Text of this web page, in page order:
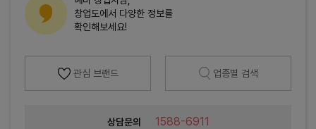
창업도에서 다양한 정보를
확인해보세요!
관심 브랜드 업종별 검색
상담문의 1588-6911